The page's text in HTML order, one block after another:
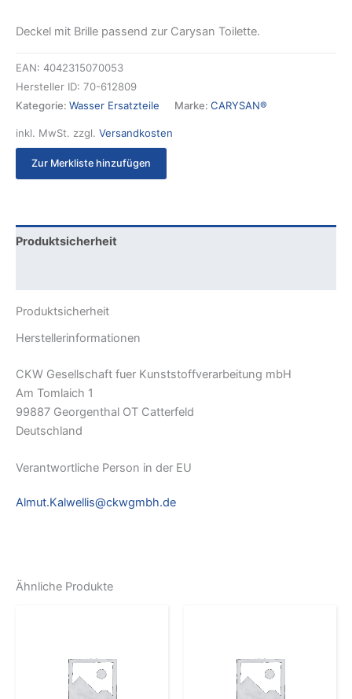
Deckel mit Brille passend zur Carysan Toilette.
EAN: 4042315070053
Hersteller ID: 70-612809
Kategorie: Wasser Ersatzteile Marke: CARYSAN®
inkl. MwSt. zzgl. Versandkosten
Zur Merkliste hinzufügen
Produktsicherheit
Produktsicherheit
Herstellerinformationen
CKW Gesellschaft fuer Kunststoffverarbeitung mbH
Am Tomlaich 1
99887 Georgenthal OT Catterfeld
Deutschland
Verantwortliche Person in der EU
Almut.Kalwellis@ckwgmbh.de
Ähnliche Produkte